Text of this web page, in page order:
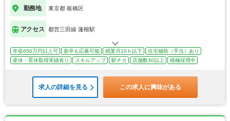
勤務地 東京都 板橋区
アクセス 都営三田線 蓮根駅
年収650万円以上可 新卒も応募可能 残業月10ｈ以下
住宅補助（手当）あり
産休・育休取得実績有り
スキルアップ 駅チカ 店舗数30以上 積極採用中
求人の詳細を見る この求人に興味がある